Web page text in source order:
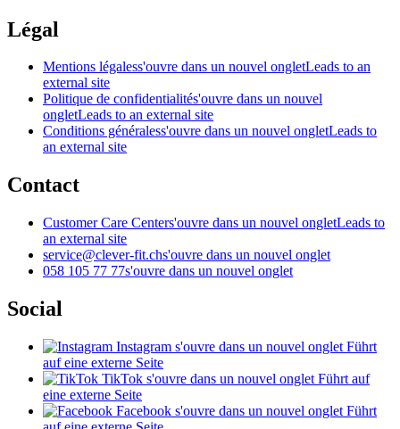
Légal
Mentions légaless'ouvre dans un nouvel ongletLeads to an
external site
Politique de confidentialités'ouvre dans un nouvel
ongletLeads to an external site
Conditions généraless'ouvre dans un nouvel ongletLeads to
an external site
Contact
Customer Care Centers'ouvre dans un nouvel ongletLeads to
an external site
service@clever-fit.chs'ouvre dans un nouvel onglet
058 105 77 77s'ouvre dans un nouvel onglet
Social
Instagram s'ouvre dans un nouvel onglet Führt
auf eine externe Seite
TikTok s'ouvre dans un nouvel onglet Führt auf
eine externe Seite
Facebook s'ouvre dans un nouvel onglet Führt